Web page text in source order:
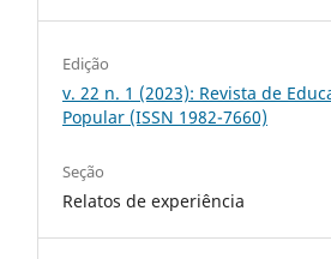
Edição
v. 22 n. 1 (2023): Revista de
Popular (ISSN 1982-7660)
Seção
Relatos de experiência